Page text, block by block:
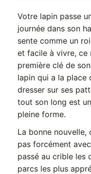
Votre lapin passe
journée dans son
sente comme un
et facile à vivre, ce
première clé de
lapin qui a la place
dresser sur ses
tout son long est
pleine forme.
La bonne nouvelle,
pas forcément
passé au crible les
parcs les plus